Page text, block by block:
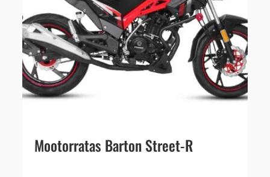
Mootorratas Barton Street-R